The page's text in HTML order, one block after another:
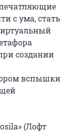
с ума, стать
создании
вспышки
(Лофт